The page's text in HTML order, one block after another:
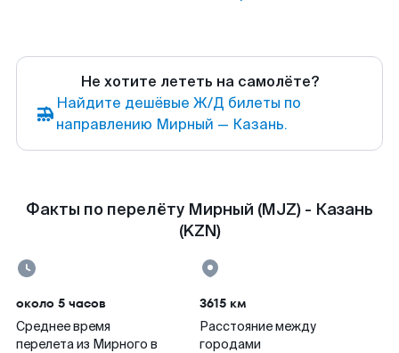
Не хотите лететь на самолёте?
Найдите дешёвые Ж/Д билеты по
направлению Мирный — Казань.
Факты по перелёту Мирный (MJZ) - Казань
(KZN)
около 5 часов
Среднее время
перелета из Мирного в
3615 км
Расстояние между
городами